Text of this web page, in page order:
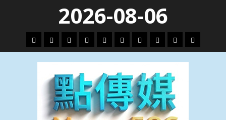
content
2026-08-06
頭
條
財
經
地
方.
會
文
教.
技
專
題
娛
樂
劇
政
治
國
際
運
動
生
活